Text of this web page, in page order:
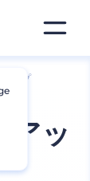
ップ
アッ